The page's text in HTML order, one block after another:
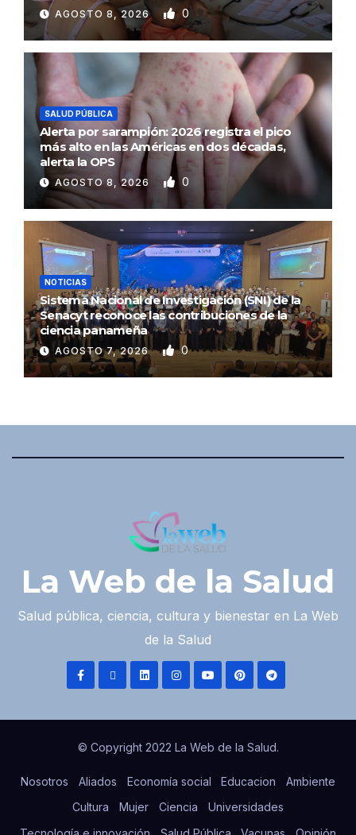
AGOSTO 8, 2026 0
SALUD PÚBLICA
Alerta por sarampión: 2026 registra el pico
más alto en las Américas en dos décadas,
alerta la OPS
AGOSTO 8, 2026 0
NOTICIAS
Sistema Nacional de Investigación (SNI) de la
Senacyt reconoce las contribuciones de la
ciencia panameña
AGOSTO 7, 2026 0
La Web de la Salud
Salud pública, ciencia, cultura y bienestar en La Web
de la Salud
© Copyright 2022 La Web de la Salud.
Nosotros Aliados Economía social Educacion
Ambiente
Cultura
Mujer Ciencia
Universidades